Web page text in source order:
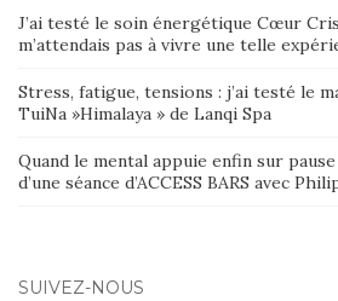
J’ai testé le soin énergétique Cœur
m’attendais pas à vivre une telle
Stress, fatigue, tensions : j’ai testé le
TuiNa »Himalaya » de Lanqi Spa
Quand le mental appuie enfin sur
d’une séance d’ACCESS BARS avec
SUIVEZ-NOUS